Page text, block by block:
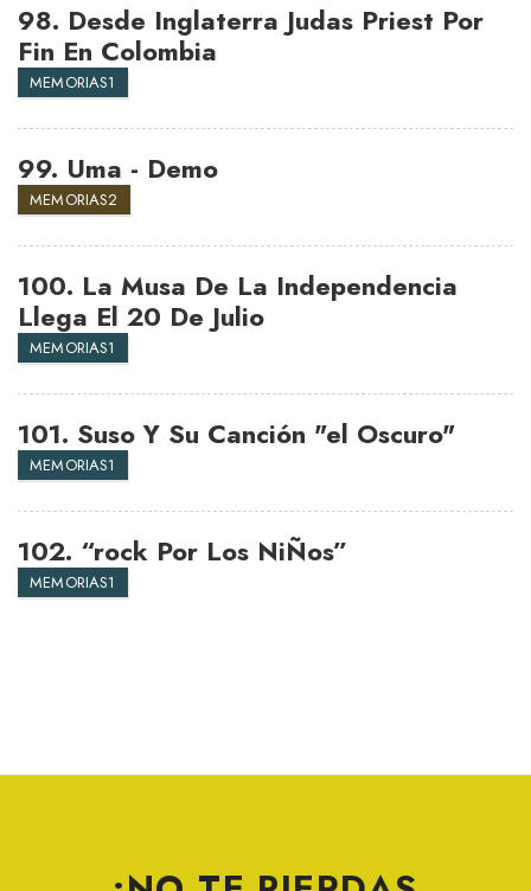
98. Desde Inglaterra Judas Priest Por
Fin En Colombia
MEMORIAS1
99. Uma - Demo
MEMORIAS2
100. La Musa De La Independencia
Llega El 20 De Julio
MEMORIAS1
101. Suso Y Su Canción "el Oscuro"
MEMORIAS1
102. “rock Por Los NiÑos”
MEMORIAS1